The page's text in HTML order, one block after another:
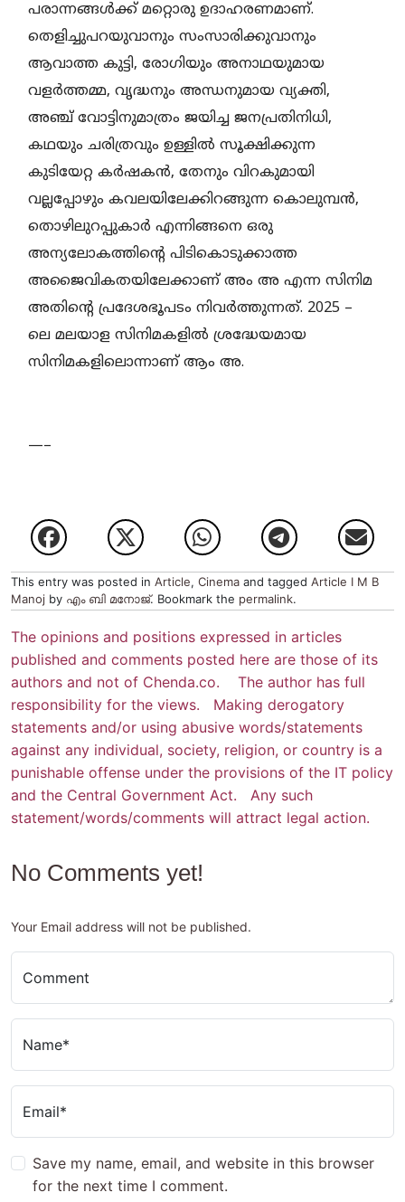
പരാന്നങ്ങൾക്ക് മറ്റൊരു ഉദാഹരണമാണ്.
തെളിച്ചുപറയുവാനും സംസാരിക്കുവാനും
ആവാത്ത കുട്ടി, രോഗിയും അനാഥയുമായ
വളർത്തമ്മ, വൃദ്ധനും അന്ധനുമായ വ്യക്തി,
അഞ്ച് വോട്ടിനുമാത്രം ജയിച്ച ജനപ്രതിനിധി,
കഥയും ചരിത്രവും ഉള്ളിൽ സൂക്ഷിക്കുന്ന
കുടിയേറ്റ കർഷകൻ, തേനും വിറകുമായി
വല്ലപ്പോഴും കവലയിലേക്കിറങ്ങുന്ന കൊലുമ്പൻ,
തൊഴിലുറപ്പുകാർ എന്നിങ്ങനെ ഒരു
അന്യലോകത്തിൻ്റെ പിടികൊടുക്കാത്ത
അജൈവികതയിലേക്കാണ് അം അ എന്ന സിനിമ
അതിൻ്റെ പ്രദേശഭൂപടം നിവർത്തുന്നത്. 2025 –
ലെ മലയാള സിനിമകളിൽ ശ്രദ്ധേയമായ
സിനിമകളിലൊന്നാണ് ആം അ.
—–
This entry was posted in Article, Cinema and tagged Article I M B
Manoj by എം ബി മനോജ്. Bookmark the permalink.
The opinions and positions expressed in articles
published and comments posted here are those of its
authors and not of Chenda.co. The author has full
responsibility for the views. Making derogatory
statements and/or using abusive words/statements
against any individual, society, religion, or country is a
punishable offense under the provisions of the IT policy
and the Central Government Act. Any such
statement/words/comments will attract legal action.
No Comments yet!
Your Email address will not be published.
Comment
Name*
Email*
Save my name, email, and website in this browser
for the next time I comment.